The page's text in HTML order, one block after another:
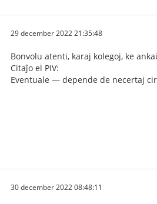
29 december 2022 21:35:48
Bonvolu atenti, karaj kolegoj, ke
Citaĵo el PIV:
Eventuale — depende de necertaj
30 december 2022 08:48:11